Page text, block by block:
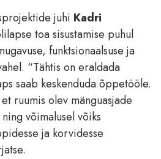
juhi Kadri
toa sisustamise puhul
funktsionaalsuse ja
“Tähtis on eraldada
saab keskenduda õppetööle.
ruumis olev mänguasjade
võimalusel võiks
ja korvidesse